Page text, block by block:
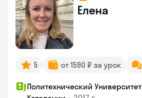
Елена
5 от 1590 ₽ за урок
Политехнический Университет